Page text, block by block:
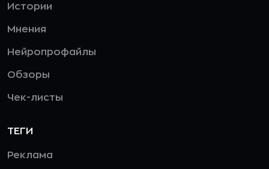
Истории
Мнения
Нейропрофайлы
Обзоры
Чек-листы
ТЕГИ
Реклама